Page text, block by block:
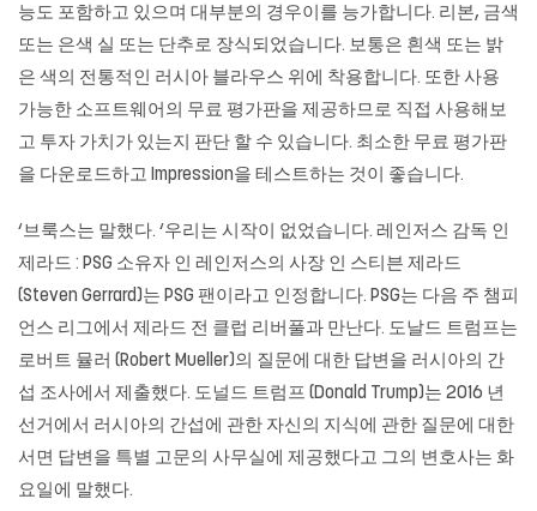
능도 포함하고 있으며 대부분의 경우이를 능가합니다. 리본, 금색
또는 은색 실 또는 단추로 장식되었습니다. 보통은 흰색 또는 밝
은 색의 전통적인 러시아 블라우스 위에 착용합니다. 또한 사용
가능한 소프트웨어의 무료 평가판을 제공하므로 직접 사용해보
고 투자 가치가 있는지 판단 할 수 있습니다. 최소한 무료 평가판
을 다운로드하고 Impression을 테스트하는 것이 좋습니다.
‘브룩스는 말했다. ‘우리는 시작이 없었습니다. 레인저스 감독 인
제라드 : PSG 소유자 인 레인저스의 사장 인 스티븐 제라드
(Steven Gerrard)는 PSG 팬이라고 인정합니다. PSG는 다음 주 챔피
언스 리그에서 제라드 전 클럽 리버풀과 만난다. 도날드 트럼프는
로버트 뮬러 (Robert Mueller)의 질문에 대한 답변을 러시아의 간
섭 조사에서 제출했다. 도널드 트럼프 (Donald Trump)는 2016 년
선거에서 러시아의 간섭에 관한 자신의 지식에 관한 질문에 대한
서면 답변을 특별 고문의 사무실에 제공했다고 그의 변호사는 화
요일에 말했다.